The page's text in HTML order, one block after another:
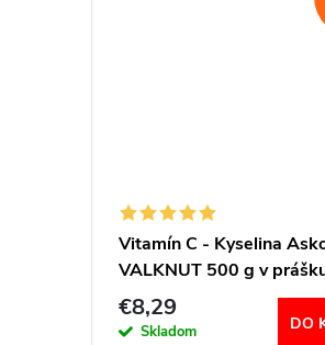
Vitamín C - Kyselina
VALKNUT 500 g v
€8,29
Skladom DO